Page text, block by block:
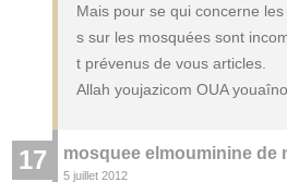
Mais pour se qui concerne
s sur les mosquées sont
t prévenus de vous articles.
Allah youjazicom OUA
17 mosquee elmouminine de
5 juillet 2012